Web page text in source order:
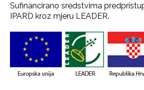
Sufinancirano sredstvima
IPARD kroz mjeru LEADER.